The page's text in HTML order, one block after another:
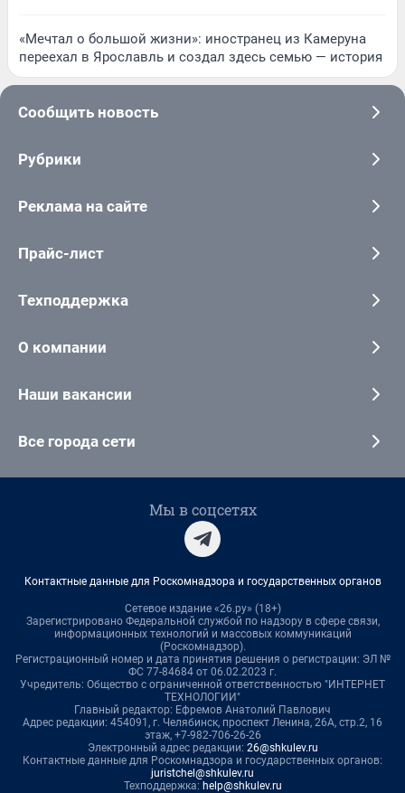
«Мечтал о большой жизни»: иностранец из Камеруна
переехал в Ярославль и создал здесь семью — история
Сообщить новость
Рубрики
Реклама на сайте
Прайс-лист
Техподдержка
О компании
Наши вакансии
Все города сети
Мы в соцсетях
Контактные данные для Роскомнадзора и государственных органов
Сетевое издание «26.ру» (18+)
Зарегистрировано Федеральной службой по надзору в сфере связи,
информационных технологий и массовых коммуникаций
(Роскомнадзор).
Регистрационный номер и дата принятия решения о регистрации: ЭЛ №
ФС 77-84684 от 06.02.2023 г.
Учредитель: Общество с ограниченной ответственностью "ИНТЕРНЕТ
ТЕХНОЛОГИИ"
Главный редактор: Ефремов Анатолий Павлович
Адрес редакции: 454091, г. Челябинск, проспект Ленина, 26А, стр.2, 16
этаж, +7-982-706-26-26
Электронный адрес редакции: 26@shkulev.ru
Контактные данные для Роскомнадзора и государственных органов:
juristchel@shkulev.ru
Техподдержка: help@shkulev.ru